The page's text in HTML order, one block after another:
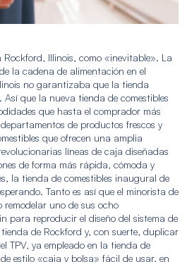
Illinois, como «inevitable». La
la cadena de alimentación en el
no garantizaba que la tienda
que la nueva tienda de comestibles
que hasta el comprador más
de productos frescos y
que ofrecen una amplia
líneas de caja diseñadas
de forma más rápida, cómoda y
la tienda de comestibles inaugural de
Tanto es así que el minorista de
uno de sus ocho
para reproducir el diseño del sistema de
de Rockford y, con suerte, duplicar
TPV, ya empleado en la tienda de
estilo «caja y bolsa» fácil de usar, en